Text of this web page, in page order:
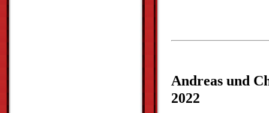
Andreas und
2022